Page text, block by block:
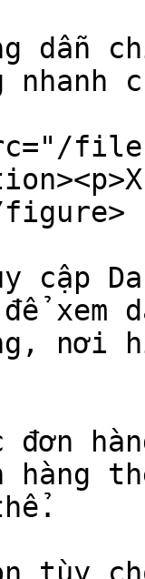
dẫn
files/
cập
xem
nơi
đơn
hàng